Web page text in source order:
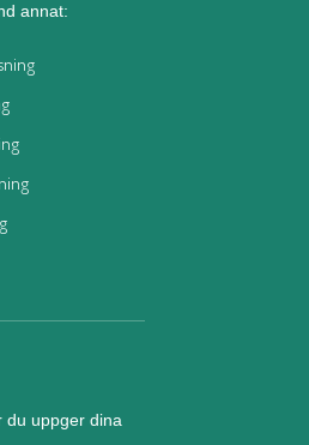
annat:
du uppger dina